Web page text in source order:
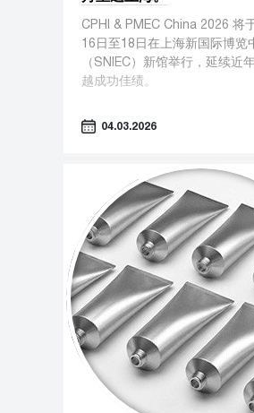
CPHI & PMEC China 2026 将
16日至18日在上海新国际博览
（SNIEC）新馆举行，延续近
越成功佳绩。
04.03.2026